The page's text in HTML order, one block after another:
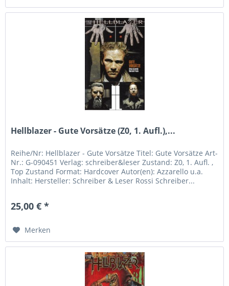
Hellblazer - Gute Vorsätze (Z0, 1. Aufl.),...
Reihe/Nr: Hellblazer - Gute Vorsätze Titel: Gute Vorsätze Art-
Nr.: G-090451 Verlag: schreiber&leser Zustand: Z0, 1. Aufl. ,
Top Zustand Format: Hardcover Autor(en): Azzarello u.a.
Inhalt: Hersteller: Schreiber & Leser Rossi Schreiber...
25,00 € *
Merken